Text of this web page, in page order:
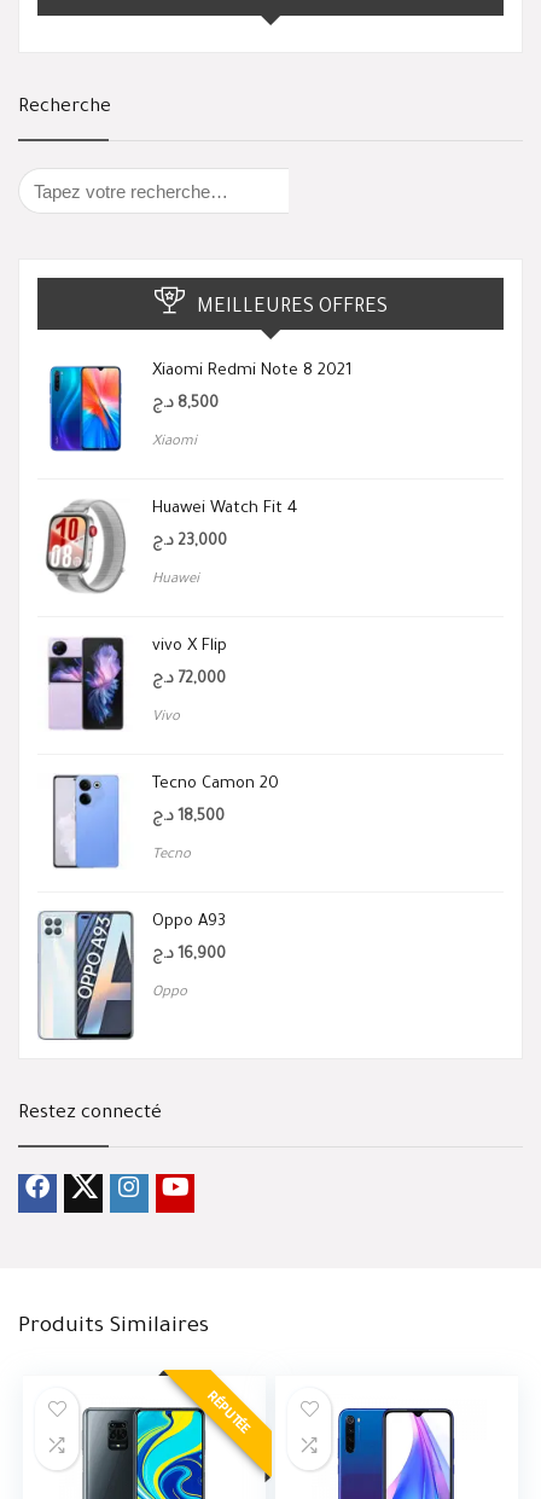
Recherche
MEILLEURES OFFRES
Xiaomi Redmi Note 8 2021
8,500 د.ج
Xiaomi
Huawei Watch Fit 4
23,000 د.ج
Huawei
vivo X Flip
72,000 د.ج
Vivo
Tecno Camon 20
18,500 د.ج
Tecno
Oppo A93
16,900 د.ج
Oppo
Restez connecté
Produits Similaires
RÉPUTÉE